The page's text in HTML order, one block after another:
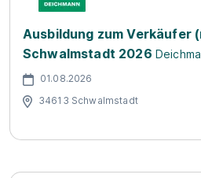
Ausbildung zum Verkäufer
Schwalmstadt 2026
01.08.2026
34613 Schwalmstadt